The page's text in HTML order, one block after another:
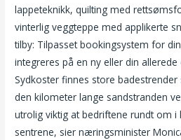
lappeteknikk, quilting med
vinterlig veggteppe med applikerte
tilby: Tilpasset bookingsystem for
integreres på en ny eller din allerede
Sydkoster finnes store
den kilometer lange sandstranden
utrolig viktig at bedriftene rundt om i
sentrene, sier næringsminister